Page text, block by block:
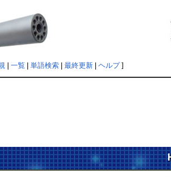
| 一覧| 単語検索| 最終更新| ヘルプ]